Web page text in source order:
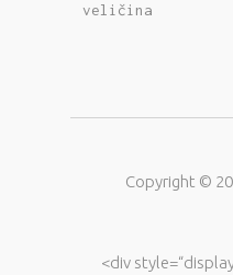
veličina
Copyright ©
<div